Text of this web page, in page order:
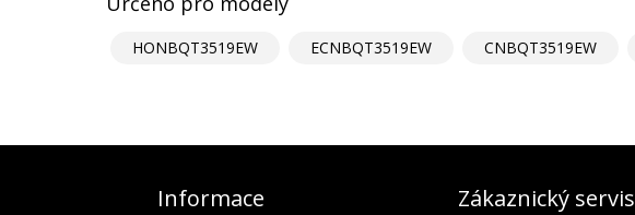
HONBQT3519EW ECNBQT3519EW CNBQT3519EW
Informace Zákaznický servis